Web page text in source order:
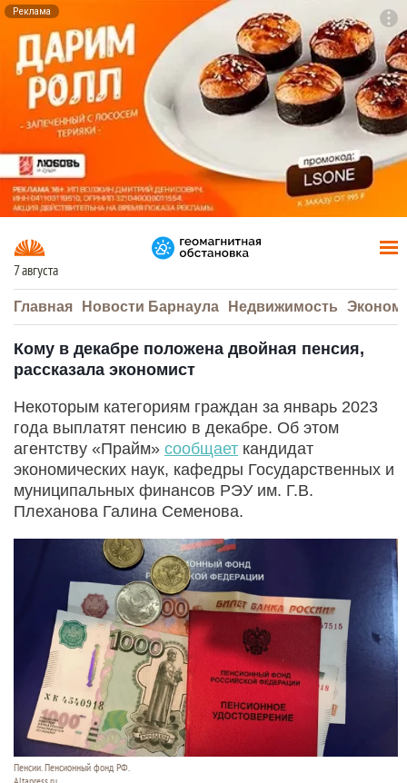
Реклама
7 августа
Главная Новости Барнаула Недвижимость
Кому в декабре положена двойная пенсия,
рассказала экономист
Некоторым категориям граждан за январь 2023
года выплатят пенсию в декабре. Об этом
агентству «Прайм» сообщает кандидат
экономических наук, кафедры Государственных и
муниципальных финансов РЭУ им. Г.В.
Плеханова Галина Семенова.
Пенсии. Пенсионный фонд РФ.